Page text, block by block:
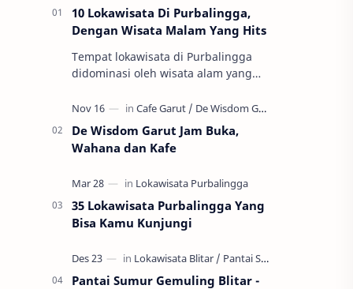
10 Lokawisata Di Purbalingga,
Dengan Wisata Malam Yang Hits
Tempat lokawisata di Purbalingga
didominasi oleh wisata alam yang
wisata kekinian. Sehingga wisata
Purbalingga l…
De Wisdom Garut Jam Buka,
Wahana dan Kafe
35 Lokawisata Purbalingga Yang
Bisa Kamu Kunjungi
Pantai Sumur Gemuling Blitar -